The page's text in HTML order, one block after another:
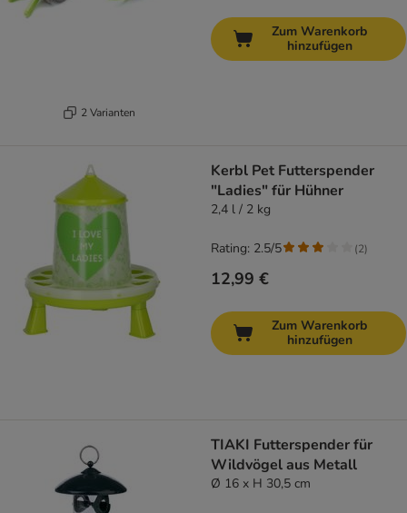
2 Varianten
Zum Warenkorb
hinzufügen
Kerbl Pet Futterspender
"Ladies" für Hühner
2,4 l / 2 kg
12,99 €
Rating: 2.5/5 (2)
Zum Warenkorb
hinzufügen
TIAKI Futterspender für
Wildvögel aus Metall
Ø 16 x H 30,5 cm